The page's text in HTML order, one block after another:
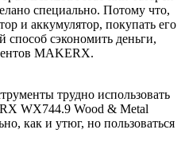
специально. Потому что,
и аккумулятор, покупать его
сэкономить деньги,
MAKERX.
трудно использовать
WX744.9 Wood & Metal
как и утюг, но пользоваться